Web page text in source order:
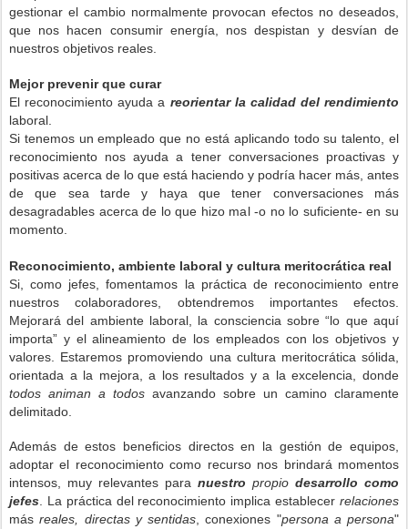
gestionar el cambio normalmente provocan efectos no deseados,
que nos hacen consumir energía, nos despistan y desvían de
nuestros objetivos reales.
Mejor prevenir que curar
El reconocimiento ayuda a reorientar la calidad del rendimiento
laboral.
Si tenemos un empleado que no está aplicando todo su talento, el
reconocimiento nos ayuda a tener conversaciones proactivas y
positivas acerca de lo que está haciendo y podría hacer más, antes
de que sea tarde y haya que tener conversaciones más
desagradables acerca de lo que hizo mal -o no lo suficiente- en su
momento.
Reconocimiento, ambiente laboral y cultura meritocrática real
Si, como jefes, fomentamos la práctica de reconocimiento entre
nuestros colaboradores, obtendremos importantes efectos.
Mejorará del ambiente laboral, la consciencia sobre “lo que aquí
importa” y el alineamiento de los empleados con los objetivos y
valores. Estaremos promoviendo una cultura meritocrática sólida,
orientada a la mejora, a los resultados y a la excelencia, donde
todos animan a todos avanzando sobre un camino claramente
delimitado.
Además de estos beneficios directos en la gestión de equipos,
adoptar el reconocimiento como recurso nos brindará momentos
intensos, muy relevantes para nuestro propio desarrollo como
jefes . La práctica del reconocimiento implica establecer relaciones
másreales, directas y sentidas , conexiones "persona a persona"